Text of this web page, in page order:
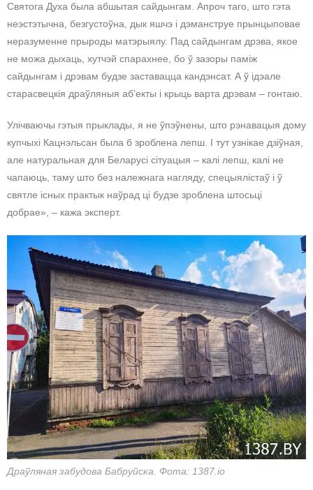
Святога Духа была абшытая сайдынгам. Апроч таго, што гэта
неэстэтычна, безгустоўна, дык яшчэ і дэманструе прынцыповае
неразуменне прыроды матэрыялу. Пад сайдынгам дрэва, якое
не можа дыхаць, хутчэй спарахнее, бо ў зазоры паміж
сайдынгам і дрэвам будзе заставацца кандэнсат. А ў ідэале
старасвецкія драўляныя аб’екты і крыць варта дрэвам – гонтаю.
Улічваючы гэтыя прыклады, я не ўпэўнены, што рэнавацыя дому
купчыхі Кацнэльсан была б зроблена лепш. І тут узнікае дзіўная,
але натуральная для Беларусі сітуацыя – калі лепш, калі не
чапаюць, таму што без належнага нагляду, спецыялістаў і ў
святле існых практык наўрад ці будзе зроблена штосьці
добрае», – кажа эксперт.
Драўляная забудова Бабруйска. Фота: 1387.io